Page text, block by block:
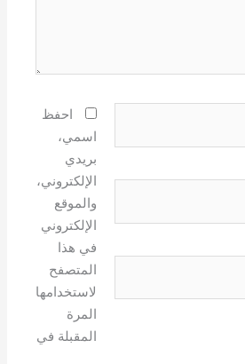
احفظ
اسمي،
بريدي
الإلكتروني،
والموقع
الإلكتروني
في هذا
المتصفح
لاستخدامها
المرة
المقبلة في